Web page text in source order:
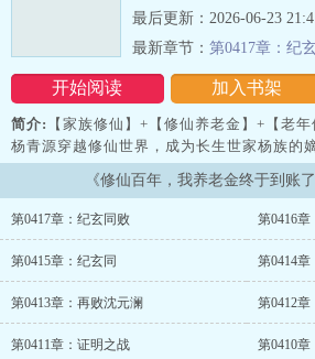
开始阅读 加入书架
最后更新：2026-06-23
最新章节： 第0417章：纪
简介:
【家族修仙】+【修仙养老金】+【
杨青源穿越修仙世界，成为长生世家杨族
平平，又觉醒养老金系统，部分修为要被
导致他的修为提升极为缓慢。 …
《修仙百年，我养老金终于到账
第0417章：纪玄同败 第0416
第0415章：纪玄同 第0414
第0413章：再败沈元澜 第0412
第0411章：证明之战 第0410